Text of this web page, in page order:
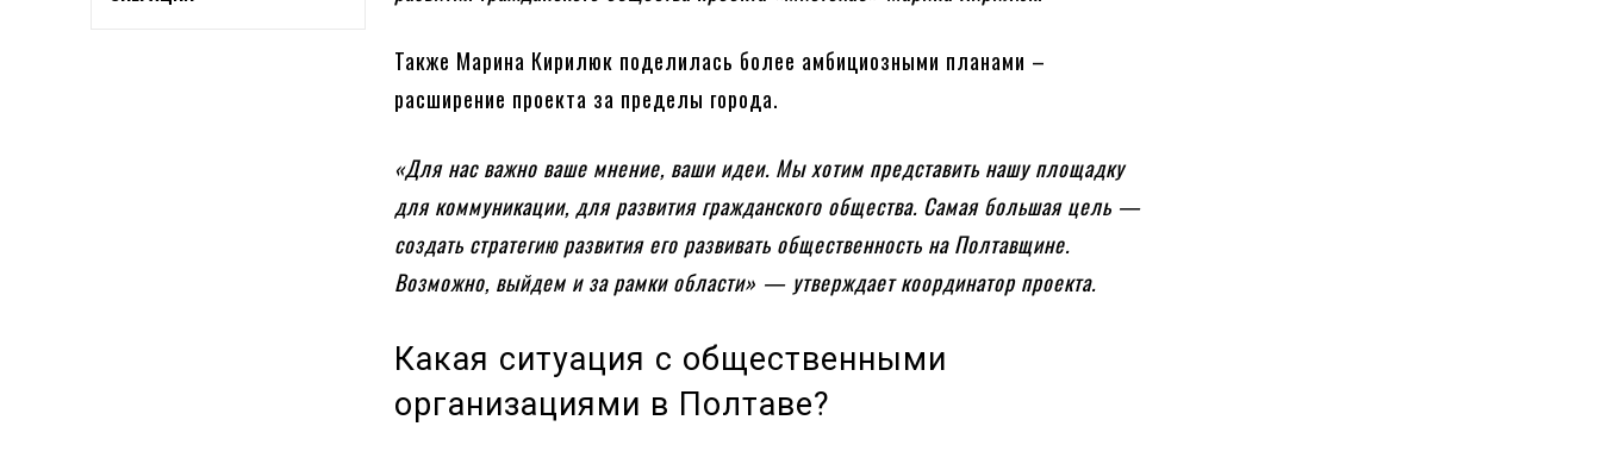
Также Марина Кирилюк поделилась более амбициозными планами –
расширение проекта за пределы города.
«Для нас важно ваше мнение, ваши идеи. Мы хотим представить нашу площадку
для коммуникации, для развития гражданского общества. Самая большая цель —
создать стратегию развития его развивать общественность на Полтавщине.
Возможно, выйдем и за рамки области» — утверждает координатор проекта.
Какая ситуация с общественными
организациями в Полтаве?